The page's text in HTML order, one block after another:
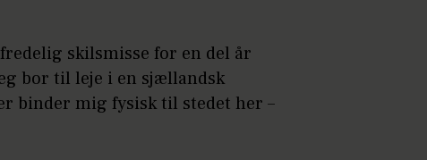
skilsmisse for en del år
bor til leje i en sjællandsk
binder mig fysisk til stedet her –